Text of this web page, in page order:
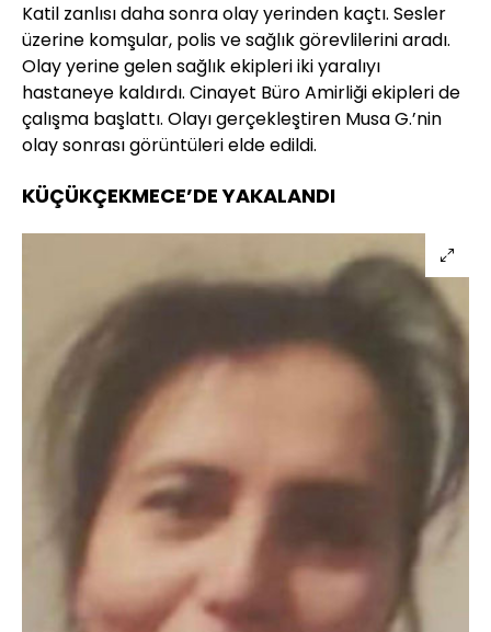
Katil zanlısı daha sonra olay yerinden kaçtı. Sesler
üzerine komşular, polis ve sağlık görevlilerini aradı.
Olay yerine gelen sağlık ekipleri iki yaralıyı
hastaneye kaldırdı. Cinayet Büro Amirliği ekipleri de
çalışma başlattı. Olayı gerçekleştiren Musa G.’nin
olay sonrası görüntüleri elde edildi.
KÜÇÜKÇEKMECE’DE YAKALANDI